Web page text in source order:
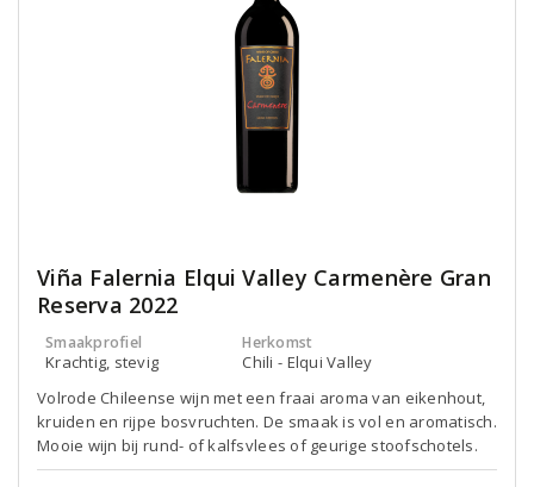
Viña Falernia Elqui Valley Carmenère Gran
Reserva 2022
Smaakprofiel
Krachtig, stevig
Herkomst
Chili - Elqui Valley
Volrode Chileense wijn met een fraai aroma van eikenhout,
kruiden en rijpe bosvruchten. De smaak is vol en aromatisch.
Mooie wijn bij rund- of kalfsvlees of geurige stoofschotels.